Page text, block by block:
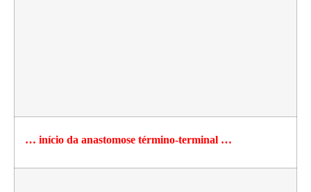
… início da anastomose término-terminal …